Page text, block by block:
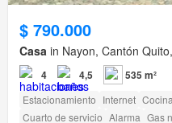
$ 790.000
Casa in Nayon, Cantón
4 4,5 535 m²
Estacionamiento Internet
Cuarto de servicio Alarma Gas